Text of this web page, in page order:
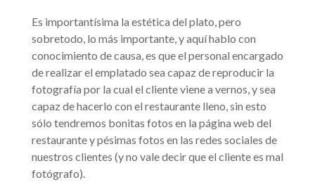
Es importantísima la estética del plato, pero
sobretodo, lo más importante, y aquí hablo con
conocimiento de causa, es que el personal encargado
de realizar el emplatado sea capaz de reproducir la
fotografía por la cual el cliente viene a vernos, y sea
capaz de hacerlo con el restaurante lleno, sin esto
sólo tendremos bonitas fotos en la página web del
restaurante y pésimas fotos en las redes sociales de
nuestros clientes (y no vale decir que el cliente es mal
fotógrafo).